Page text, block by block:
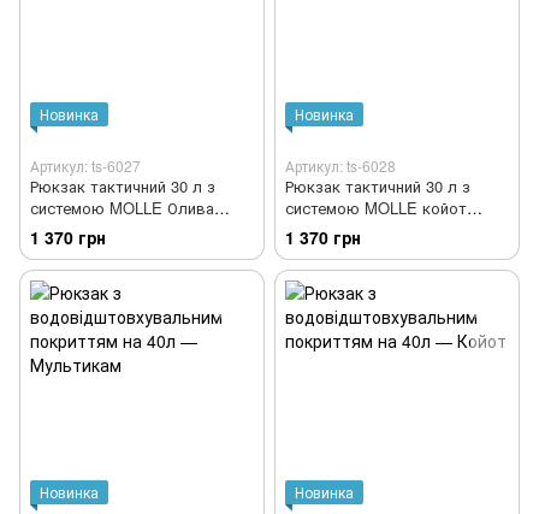
Новинка
Артикул: ts-6027
Рюкзак тактичний 30 л з
системою MOLLE Олива
(виробництво Україна)
1 370 грн
Новинка
Артикул: ts-6028
Рюкзак тактичний 30 л з
системою MOLLE койот
(виробництво Україна)
1 370 грн
Новинка Новинка